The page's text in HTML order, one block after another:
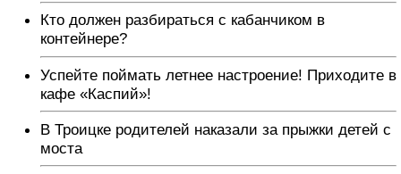
Кто должен разбираться с кабанчиком в
контейнере?
Успейте поймать летнее настроение! Приходите в
кафе «Каспий»!
В Троицке родителей наказали за прыжки детей с
моста